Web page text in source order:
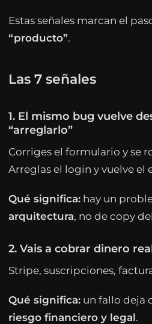
Estas señales marcan el
“producto”.
Las 7 señales
1. El mismo bug vuelve
“arreglarlo”
Corriges el formulario y se
Arreglas el login y vuelve el
Qué significa:hay un
arquitectura, no de copy
2. Vais a cobrar dinero
Stripe, suscripciones,
Qué significa:un fallo deja
riesgo financiero y legal.